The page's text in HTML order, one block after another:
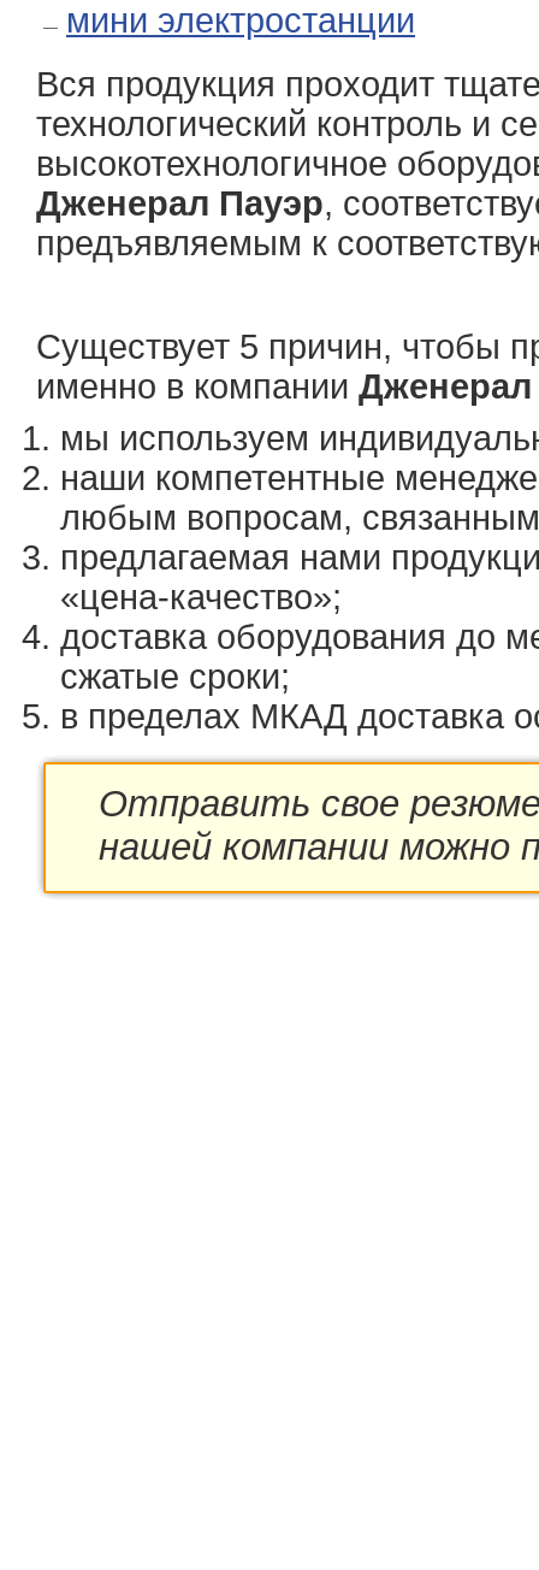
мини электростанции
Вся продукция проходит
технологический контроль и
высокотехнологичное
Дженерал Пауэр,
предъявляемым к
Существует 5 причин, чтобы
именно в компании Дженерал
мы используем
наши компетентные
любым вопросам,
предлагаемая нами
«цена-качество»;
доставка оборудования до
сжатые сроки;
в пределах МКАД доставка
Отправить свое
нашей компании можно